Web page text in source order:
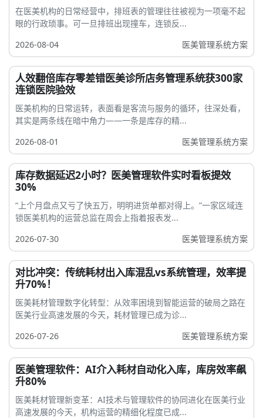
在医美机构的日常经营中，排班表的管理往往被视为一项毫不起
眼的行政琐事。可一旦排班出现撞车，连锁反...
2026-08-04
医美管理系统方案
人效翻倍库存零差错医美诊所店务管理系统获300家
连锁医院验效
医美机构的日常运转，表面看是客流与服务的循环，往深处看，
其实是两条线在暗中角力——一条是库存的精...
2026-08-01
医美管理系统方案
库存数据延迟2小时？医美管理软件实时看板提效
30%
“上个月盘点又亏了快五万，明明进货单都对得上。”一家区域连
锁医美机构的运营总监在周会上指着报表发...
2026-07-30
医美管理系统方案
对比冲突：传统耗材出入库混乱vs系统管理，效率提
升70%！
医美耗材管理数字化转型：从效率困境到智能运营的破局之路在
医美行业高速发展的今天，耗材管理已成为诊...
2026-07-26
医美管理系统方案
医美管理软件：AI介入耗材自动化入库，库房效率飙
升80%
医美耗材管理新变革：AI技术与管理软件的协同进化在医美行业
高速发展的今天，机构运营的精细化程度已成...